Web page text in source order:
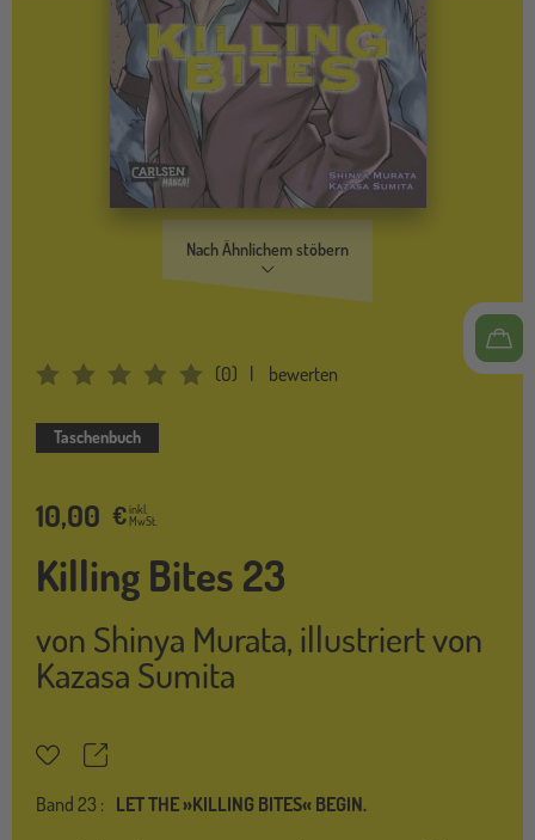
Nach Ähnlichem stöbern
Average Rating: 0 (0) bewerten
Taschenbuch
10,00 €inkl.
MwSt.
Killing Bites 23
von Shinya Murata, illustriert von
Kazasa Sumita
MerkzettelTeilen
Band 23 : LET THE »KILLING BITES« BEGIN.